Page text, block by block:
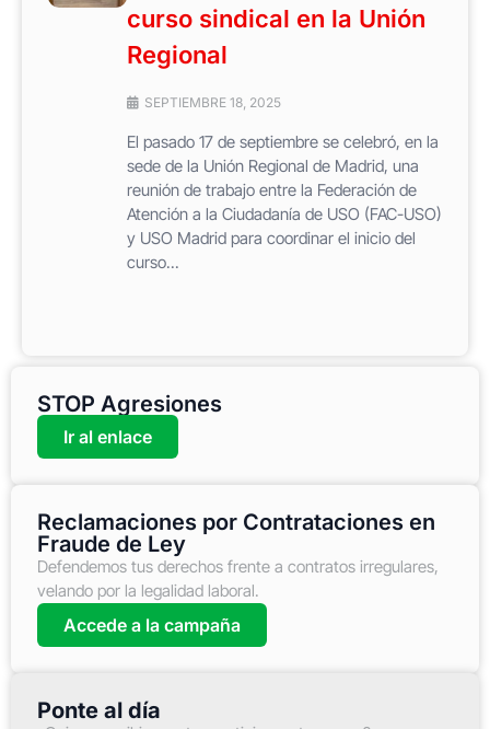
curso sindical en la Unión
Regional
SEPTIEMBRE 18, 2025
El pasado 17 de septiembre se celebró, en la
sede de la Unión Regional de Madrid, una
reunión de trabajo entre la Federación de
Atención a la Ciudadanía de USO (FAC-USO)
y USO Madrid para coordinar el inicio del
curso...
STOP Agresiones
Ir al enlace
Reclamaciones por Contrataciones en
Fraude de Ley
Defendemos tus derechos frente a contratos irregulares,
velando por la legalidad laboral.
Accede a la campaña
Ponte al día